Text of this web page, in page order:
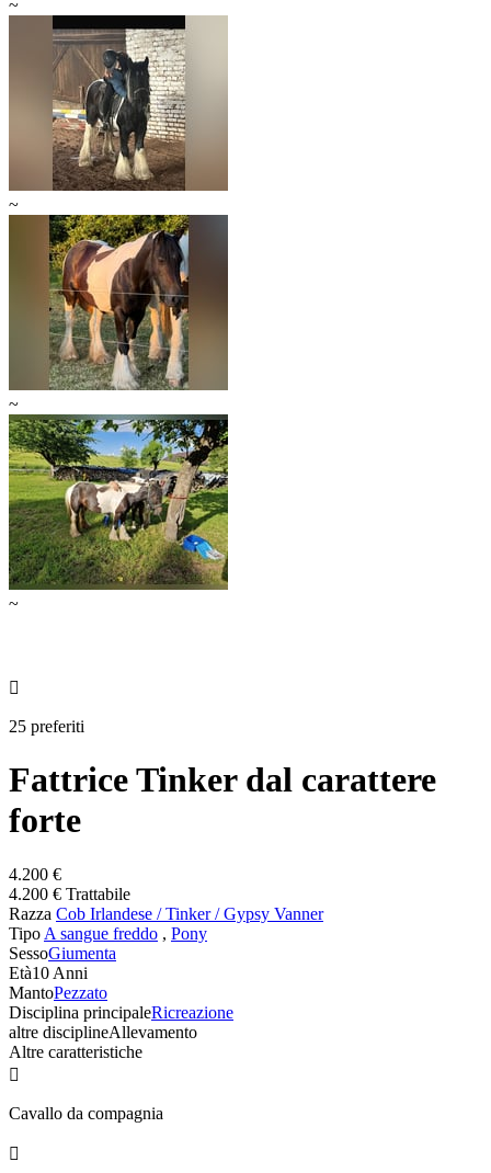
~
~
~
~

25 preferiti
Fattrice Tinker dal carattere
forte
4.200 €
4.200 € Trattabile
Razza Cob Irlandese / Tinker / Gypsy Vanner
Tipo A sangue freddo , Pony
SessoGiumenta
Età10 Anni
MantoPezzato
Disciplina principaleRicreazione
altre disciplineAllevamento
Altre caratteristiche

Cavallo da compagnia
